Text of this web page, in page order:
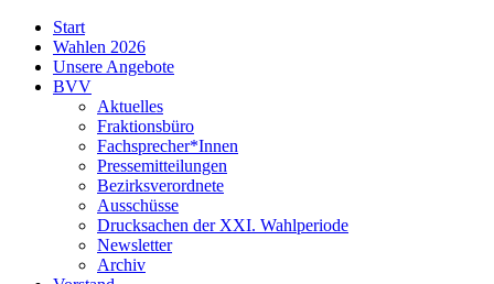
Start
Wahlen 2026
Unsere Angebote
BVV
Aktuelles
Fraktionsbüro
Fachsprecher*Innen
Pressemitteilungen
Bezirksverordnete
Ausschüsse
Drucksachen der XXI. Wahlperiode
Newsletter
Archiv